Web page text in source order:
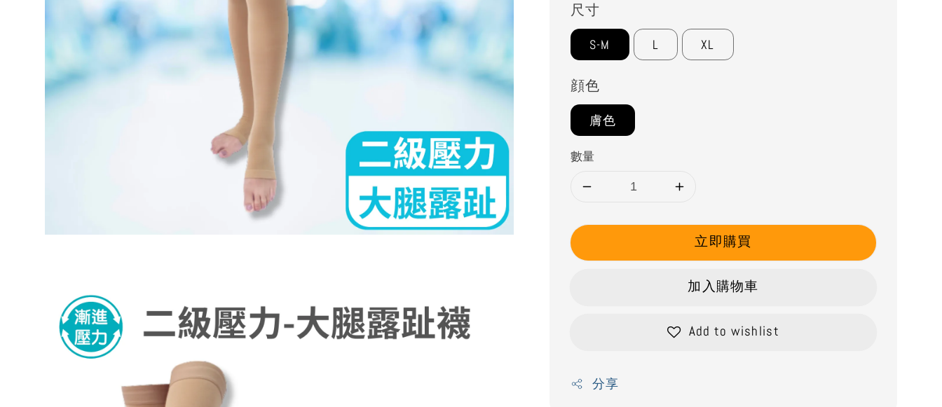
尺寸
S-M L XL
顔色
膚色
數量
立即購買
加入購物車
Add to wishlist
分享